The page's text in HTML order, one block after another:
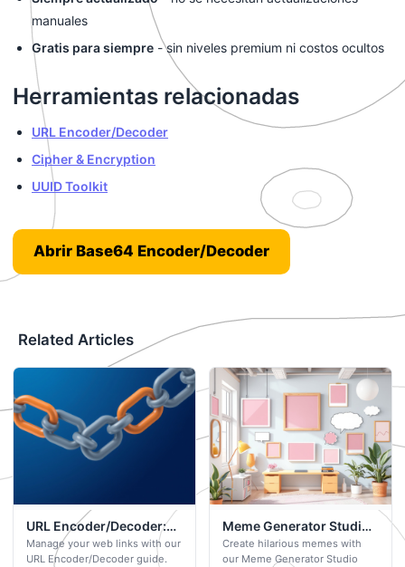
manuales
Gratis para siempre - sin niveles premium ni costos ocultos
Herramientas relacionadas
URL Encoder/Decoder
Cipher & Encryption
UUID Toolkit
Abrir Base64 Encoder/Decoder
Related Articles
URL Encoder/Decoder:
Your Free Browser-
Manage your web links with our
URL Encoder/Decoder guide.
Meme Generator Studio:
Your Free Browser-
Create hilarious memes with
our Meme Generator Studio